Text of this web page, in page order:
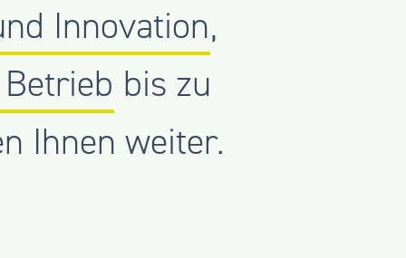
Innovation,
bis zu
Ihnen weiter.